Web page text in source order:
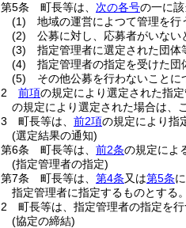
第5条
町長等は、 次の各号の一に該
(1)
地域の運営によつて管理を行
(2)
公募に対し、応募者がいない
(3)
指定管理者に選定された団体
(4)
指定管理者の指定を受けた団
(5)
その他公募を行わないことに
2
前項の規定により選定された指
の規定により選定された場合は、
3
町長等は、 前2項の規定により指
(選定結果の通知)
第6条
町長等は、 前2条の規定によ
(指定管理者の指定)
第7条
町長等は、 第4条又は第5条
指定管理者に指定するものとする。
2
町長等は、指定管理者の指定を
(協定の締結)